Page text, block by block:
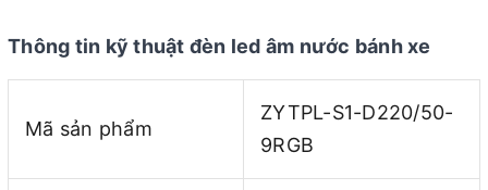
Thông tin kỹ thuật đèn led âm nước bánh xe
Mã sản phẩm
ZYTPL-S1-D220/50-
9RGB